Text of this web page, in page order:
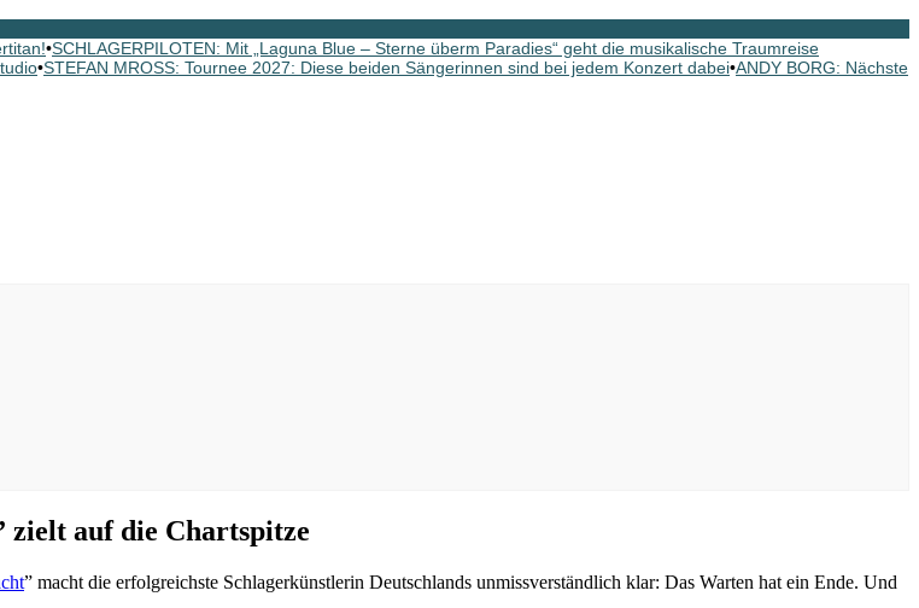
•SCHLAGERPILOTEN: Mit „Laguna Blue – Sterne überm Paradies“ geht die musikalische Traumreise
•STEFAN MROSS: Tournee 2027: Diese beiden Sängerinnen sind bei jedem Konzert dabei•ANDY BORG: Nächste
zielt auf die Chartspitze
” macht die erfolgreichste Schlagerkünstlerin Deutschlands unmissverständlich klar: Das Warten hat ein Ende. Und